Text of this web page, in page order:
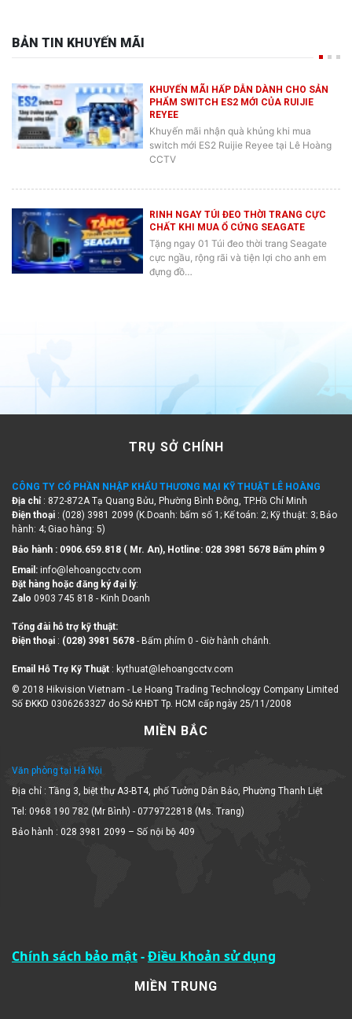
BẢN TIN KHUYẾN MÃI
KHUYẾN MÃI HẤP DẪN DÀNH CHO SẢN
PHẨM SWITCH ES2 MỚI CỦA RUIJIE
REYEE
Khuyến mãi nhận quà khủng khi mua
switch mới ES2 Ruijie Reyee tại Lê Hoàng
CCTV
RINH NGAY TÚI ĐEO THỜI TRANG CỰC
CHẤT KHI MUA Ổ CỨNG SEAGATE
Tặng ngay 01 Túi đeo thời trang Seagate
cực ngầu, rộng rãi và tiện lợi cho anh em
đựng đồ…
TRỤ SỞ CHÍNH
CÔNG TY CỔ PHẦN NHẬP KHẨU THƯƠNG MẠI KỸ THUẬT LÊ HOÀNG
Địa chỉ : 872-872A Tạ Quang Bửu, Phường Bình Đông, TP.Hồ Chí Minh
Điện thoại : (028) 3981 2099 (K.Doanh: bấm số 1; Kế toán: 2; Kỹ thuật: 3; Bảo
hành: 4; Giao hàng: 5)
Bảo hành : 0906.659.818 ( Mr. An), Hotline: 028 3981 5678 Bấm phím 9
Email: info@lehoangcctv.com
Đặt hàng hoặc đăng ký đại lý:
Zalo 0903 745 818 - Kinh Doanh
Tổng đài hỗ trợ kỹ thuật:
Điện thoại : (028) 3981 5678 - Bấm phím 0 - Giờ hành chánh.
Email Hỗ Trợ Kỹ Thuật : kythuat@lehoangcctv.com
© 2018 Hikvision Vietnam - Le Hoang Trading Technology Company Limited
Số ĐKKD 0306263327 do Sở KHĐT Tp. HCM cấp ngày 25/11/2008
MIỀN BẮC
Văn phòng tại Hà Nội
Địa chỉ : Tầng 3, biệt thự A3-BT4, phố Tưởng Dân Bảo, Phường Thanh Liệt
Tel: 0968 190 782 (Mr Bình) - 0779722818 (Ms. Trang)
Bảo hành : 028 3981 2099 – Số nội bộ 409
Chính sách bảo mật-Điều khoản sử dụng
MIỀN TRUNG